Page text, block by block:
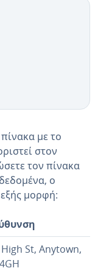
με το
στον
τον πίνακα
ο
μορφή:
St, Anytown,